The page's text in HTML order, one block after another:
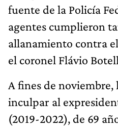
fuente de la Policía
agentes cumplieron
allanamiento contra
el coronel Flávio
A fines de noviembre,
inculpar al
(2019-2022), de 69